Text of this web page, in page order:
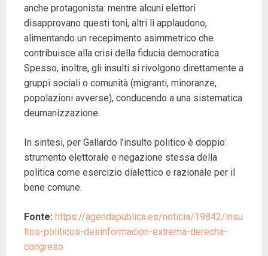
anche protagonista: mentre alcuni elettori
disapprovano questi toni, altri li applaudono,
alimentando un recepimento asimmetrico che
contribuisce alla crisi della fiducia democratica.
Spesso, inoltre, gli insulti si rivolgono direttamente a
gruppi sociali o comunità (migranti, minoranze,
popolazioni avverse), conducendo a una sistematica
deumanizzazione.
In sintesi, per Gallardo l’insulto politico è doppio:
strumento elettorale e negazione stessa della
politica come esercizio dialettico e razionale per il
bene comune.
Fonte: https://agendapublica.es/noticia/19842/insu
ltos-politicos-desinformacion-extrema-derecha-
congreso